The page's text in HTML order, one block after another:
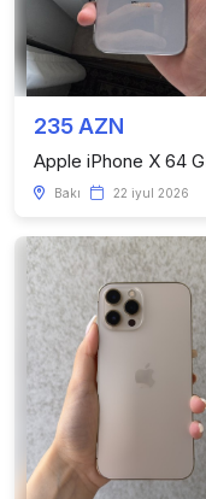
235 AZN
Apple iPhone X 64
Bakı 22 iyul 2026